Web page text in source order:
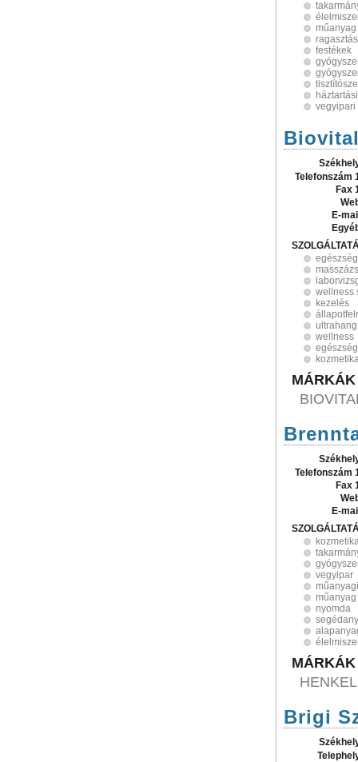
festékek
vegyipari
Telefonszám
Fax
E-
egészség
masszázs
wellness
kezelés
ultrahang
wellness
MÁRKÁK
Telefonszám
Fax
E-
vegyipar
műanyag
nyomda
MÁRKÁK
Brigi